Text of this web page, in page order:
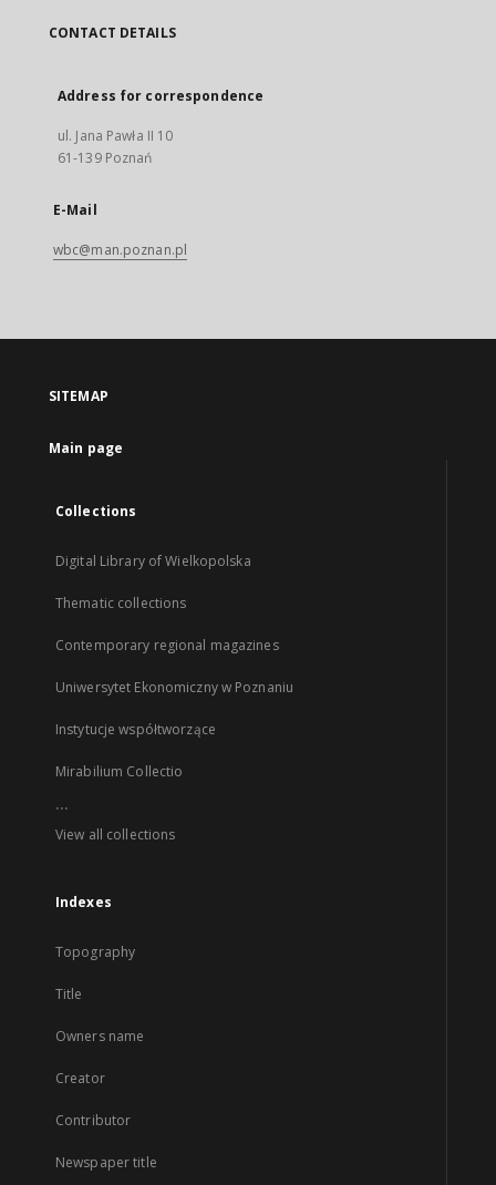
CONTACT DETAILS
Address for correspondence
ul. Jana Pawła II 10
61-139 Poznań
E-Mail
wbc@man.poznan.pl
SITEMAP
Main page
Collections
Digital Library of Wielkopolska
Thematic collections
Contemporary regional magazines
Uniwersytet Ekonomiczny w Poznaniu
Instytucje współtworzące
Mirabilium Collectio
...
View all collections
Indexes
Topography
Title
Owners name
Creator
Contributor
Newspaper title